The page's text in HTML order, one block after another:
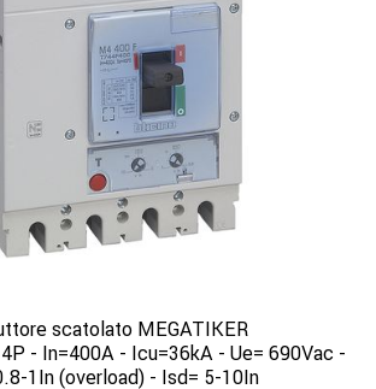
scatolato MEGATIKER
- In=400A - Icu=36kA - Ue= 690Vac -
1In (overload) - Isd= 5-10In